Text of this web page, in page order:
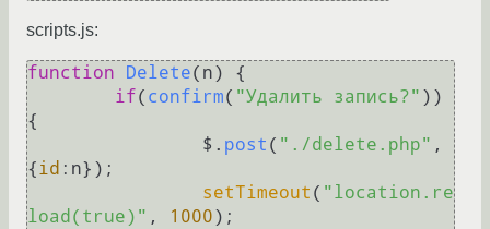
scripts.js:
function Delete( n) {
if( confirm( "Удалить запись?" ))
{
		$.
post ( "./delete.php" ,
{id :n});
setTimeout ( "location.re
load(true)" , 1000);